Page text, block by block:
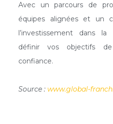
Avec un parcours de
équipes alignées et un
l’investissement dans
définir vos objectifs
confiance.
Source : www.global-